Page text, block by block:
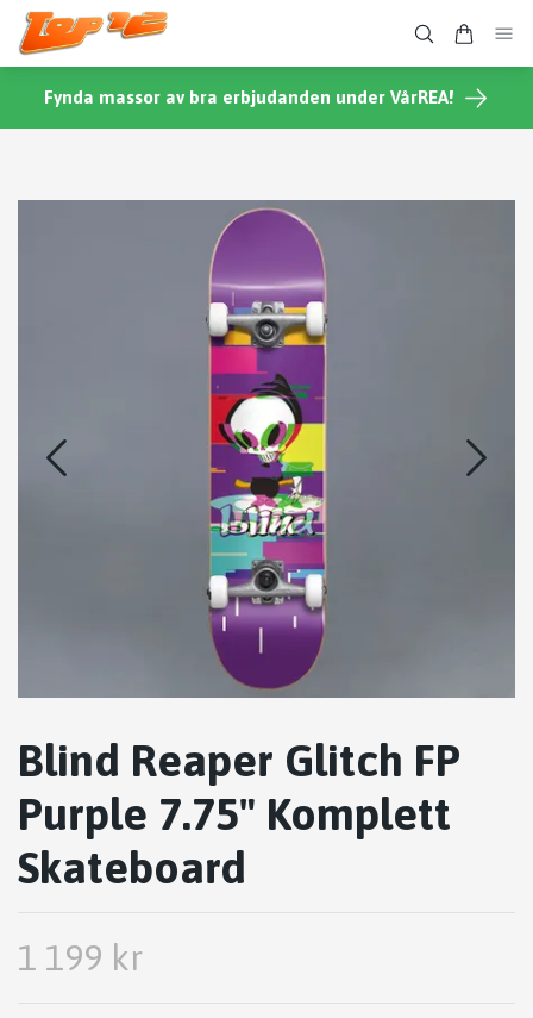
Fynda massor av bra erbjudanden under VårREA!
Blind Reaper Glitch FP
Purple 7.75" Komplett
Skateboard
1 199 kr